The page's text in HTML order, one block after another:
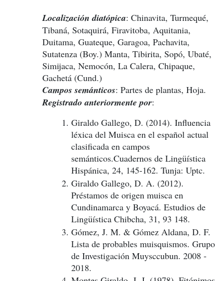
Localización diatópica: Chinavita, Turmequé,
Tibaná, Sotaquirá, Firavitoba, Aquitania,
Duitama, Guateque, Garagoa, Pachavita,
Sutatenza (Boy.) Manta, Tibirita, Sopó, Ubaté,
Simijaca, Nemocón, La Calera, Chipaque,
Gachetá (Cund.)
Campos semánticos: Partes de plantas, Hoja.
Registrado anteriormente por:
Giraldo Gallego, D. (2014). Influencia
léxica del Muisca en el español actual
clasificada en campos
semánticos.Cuadernos de Lingüística
Hispánica, 24, 145-162. Tunja: Uptc.
Giraldo Gallego, D. A. (2012).
Préstamos de origen muisca en
Cundinamarca y Boyacá. Estudios de
Lingüística Chibcha, 31, 93 148.
Gómez, J. M. & Gómez Aldana, D. F.
Lista de probables muisquismos. Grupo
de Investigación Muysccubun. 2008 -
2018.